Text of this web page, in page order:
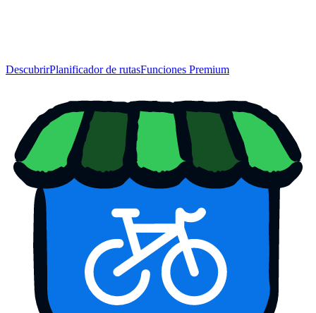
DescubrirPlanificador de rutasFunciones Premium